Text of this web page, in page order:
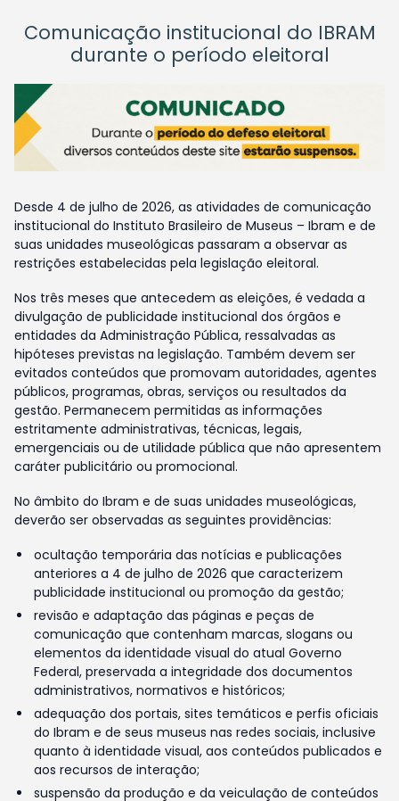
Comunicação institucional do IBRAM
durante o período eleitoral
Desde 4 de julho de 2026, as atividades de comunicação
institucional do Instituto Brasileiro de Museus – Ibram e de
suas unidades museológicas passaram a observar as
restrições estabelecidas pela legislação eleitoral.
Nos três meses que antecedem as eleições, é vedada a
divulgação de publicidade institucional dos órgãos e
entidades da Administração Pública, ressalvadas as
hipóteses previstas na legislação. Também devem ser
evitados conteúdos que promovam autoridades, agentes
públicos, programas, obras, serviços ou resultados da
gestão. Permanecem permitidas as informações
estritamente administrativas, técnicas, legais,
emergenciais ou de utilidade pública que não apresentem
caráter publicitário ou promocional.
No âmbito do Ibram e de suas unidades museológicas,
deverão ser observadas as seguintes providências:
ocultação temporária das notícias e publicações
anteriores a 4 de julho de 2026 que caracterizem
publicidade institucional ou promoção da gestão;
revisão e adaptação das páginas e peças de
comunicação que contenham marcas, slogans ou
elementos da identidade visual do atual Governo
Federal, preservada a integridade dos documentos
administrativos, normativos e históricos;
adequação dos portais, sites temáticos e perfis oficiais
do Ibram e de seus museus nas redes sociais, inclusive
quanto à identidade visual, aos conteúdos publicados e
aos recursos de interação;
suspensão da produção e da veiculação de conteúdos